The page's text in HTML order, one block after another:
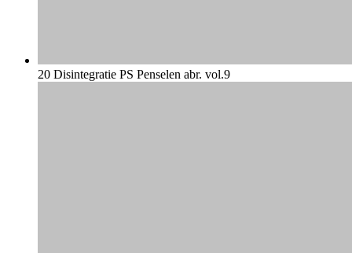
20 Disintegratie PS Penselen abr. vol.9